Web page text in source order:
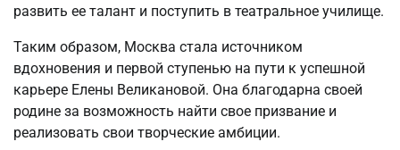
развить ее талант и поступить в театральное училище.
Таким образом, Москва стала источником
вдохновения и первой ступенью на пути к успешной
карьере Елены Великановой. Она благодарна своей
родине за возможность найти свое призвание и
реализовать свои творческие амбиции.